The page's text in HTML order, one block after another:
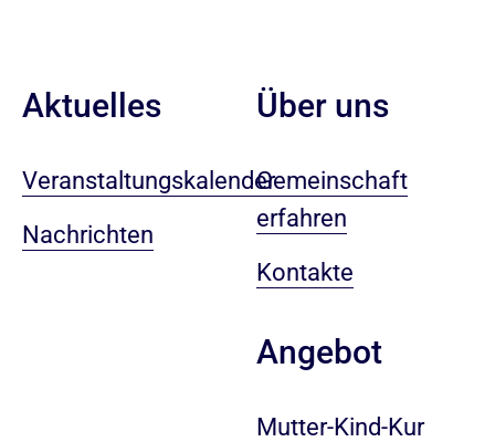
Aktuelles
Veranstaltungskalender
Nachrichten
Über uns
Gemeinschaft
erfahren
Kontakte
Angebot
Mutter-Kind-Kur